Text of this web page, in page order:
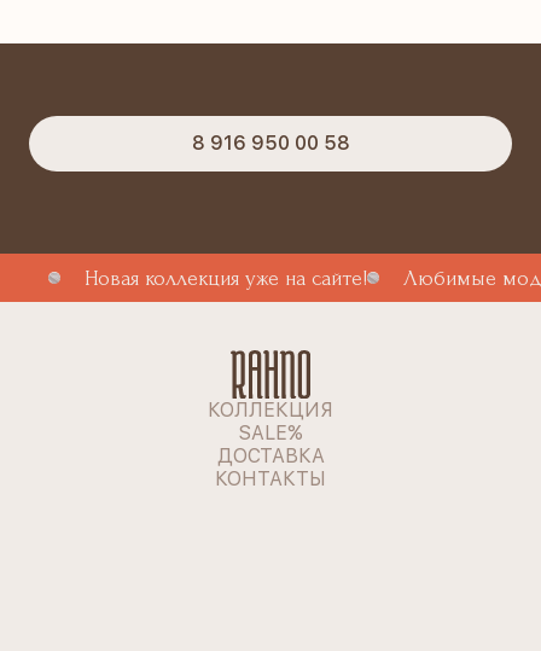
8 916 950 00 58
Новая коллекция уже на сайте! Любимые
КОЛЛЕКЦИЯ
SALE%
ДОСТАВКА
КОНТАКТЫ